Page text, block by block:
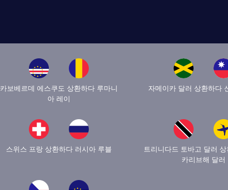
카보베르데 에스쿠도 상환하다 루마니
아 레이
자메이카 달러 상환하다
스위스 프랑 상환하다 러시아 루블
트리니다드 토바고 달러
카리브해 달러